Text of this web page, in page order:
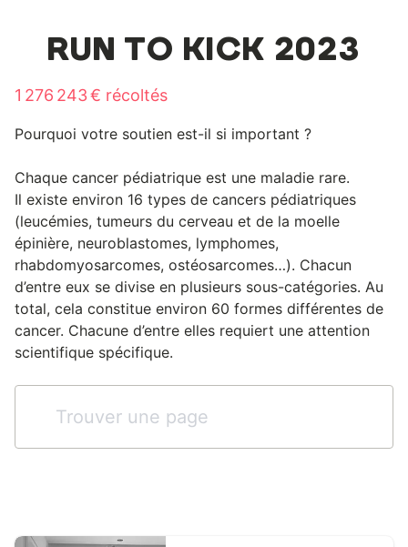
RUN TO KICK 2023
1 276 243 € récoltés
Pourquoi votre soutien est-il si important ?
Chaque cancer pédiatrique est une maladie rare.
Il existe environ 16 types de cancers pédiatriques
(leucémies, tumeurs du cerveau et de la moelle
épinière, neuroblastomes, lymphomes,
rhabdomyosarcomes, ostéosarcomes…). Chacun
d’entre eux se divise en plusieurs sous-catégories. Au
total, cela constitue environ 60 formes différentes de
cancer. Chacune d’entre elles requiert une attention
scientifique spécifique.